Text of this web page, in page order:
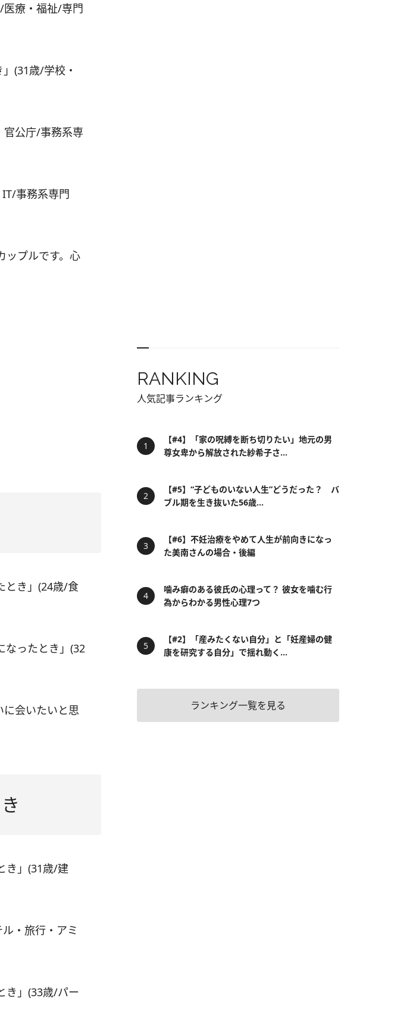
医療・福祉/専門
(31歳/学校・
官公庁/事務系専
IT/事務系専門
ップルです。心
とき」(24歳/食
なったとき」(32
に会いたいと思
き」(31歳/建
・旅行・アミ
き」(33歳/パー
RANKING
人気記事ランキング
【#4】「家の呪縛を断ち切りたい」地元の男
尊女卑から解放された紗希子さ...
【#5】“子どものいない人生”どうだった？ バ
ブル期を生き抜いた56歳...
【#6】不妊治療をやめて人生が前向きになっ
た美南さんの場合・後編
噛み癖のある彼氏の心理って？ 彼女を噛む行
為からわかる男性心理7つ
【#2】「産みたくない自分」と「妊産婦の健
康を研究する自分」で揺れ動く...
ランキング一覧を見る